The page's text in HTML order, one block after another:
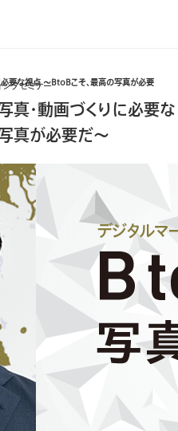
必要な視点 ～BtoBこそ、最高の写真が必要
グセミナー
真・動画づくりに必要な
真が必要だ～